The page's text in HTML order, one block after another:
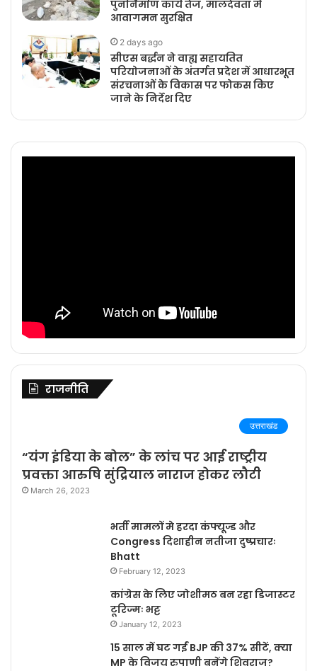
पुनर्निर्माण कार्य तेज, मालदेवता में
आवागमन सुरक्षित
2 days ago
सीएस बर्द्धन ने वाह्य सहायतित
परियोजनाओं के अंतर्गत प्रदेश में आधारभूत
संरचनाओं के विकास पर फोकस किए
जाने के निर्देश दिए
राजनीति
उत्तराखंड
“यंग इंडिया के बोल” के लांच पर आई राष्ट्रीय
प्रवक्ता आरुषि सुंद्रियाल नाराज होकर लौटी
March 26, 2023
भर्ती मामलों मे हरदा कंफ्यूज्ड और
Congress दिशाहीन नतीजा दुष्प्रचारः
Bhatt
February 12, 2023
कांग्रेस के लिए जोशीमठ बन रहा डिजास्टर
टूरिज्मः भट्ट
January 12, 2023
15 साल में घट गईं BJP की 37% सीटें, क्या
MP के विजय रुपाणी बनेंगे शिवराज?